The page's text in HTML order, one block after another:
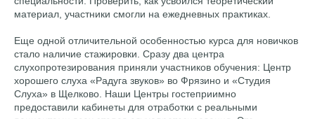
материал, участники смогли на ежедневных практиках.
Еще одной отличительной особенностью курса для новичков
стало наличие стажировки. Сразу два центра
слухопротезирования приняли участников обучения: Центр
хорошего слуха «Радуга звуков» во Фрязино и «Студия
Слуха» в Щелково. Наши Центры гостеприимно
предоставили кабинеты для отработки с реальными